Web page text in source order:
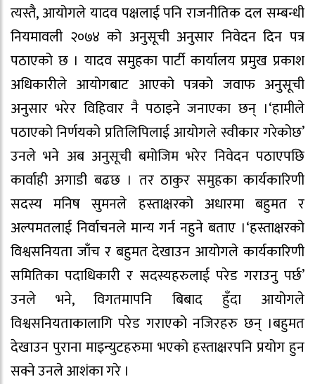
त्यस्तै, आयोगले यादव पक्षलाई पनि राजनीतिक दल सम्बन्धी
नियमावली २०७४ को अनुसूची अनुसार निवेदन दिन पत्र
पठाएको छ । यादव समुहका पार्टी कार्यालय प्रमुख प्रकाश
अधिकारीले आयोगबाट आएको पत्रको जवाफ अनुसूची
अनुसार भरेर विहिवार नै पठाइने जनाएका छन् ।‘हामीले
पठाएको निर्णयको प्रतिलिपिलाई आयोगले स्वीकार गरेकोछ’
उनले भने अब अनुसूची बमोजिम भरेर निवेदन पठाएपछि
कार्वाही अगाडी बढछ । तर ठाकुर समुहका कार्यकारिणी
सदस्य मनिष सुमनले हस्ताक्षरको अधारमा बहुमत र
अल्पमतलाई निर्वाचनले मान्य गर्न नहुने बताए ।‘हस्ताक्षरको
विश्वसनियता जाँच र बहुमत देखाउन आयोगले कार्यकारिणी
समितिका पदाधिकारी र सदस्यहरुलाई परेड गराउनु पर्छ’
उनले भने, विगतमापनि बिबाद हुँदा आयोगले
विश्वसनियताकालागि परेड गराएको नजिरहरु छन् ।बहुमत
देखाउन पुराना माइन्युटहरुमा भएको हस्ताक्षरपनि प्रयोग हुन
सक्ने उनले आशंका गरे ।